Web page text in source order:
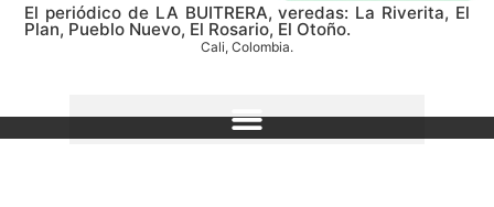
El periódico de LA BUITRERA, veredas: La Riverita, El
Plan, Pueblo Nuevo, El Rosario, El Otoño.
Cali, Colombia.